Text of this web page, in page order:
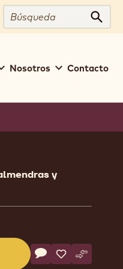
Búsqueda
Nosotros Contacto
y
Actions
Escribe un
- Almond
Salvar
- Almond- Almond